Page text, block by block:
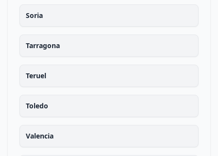
Soria
Tarragona
Teruel
Toledo
Valencia